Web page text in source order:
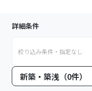
詳細条件
絞り込み条件・指定なし
新築・築浅（0件）